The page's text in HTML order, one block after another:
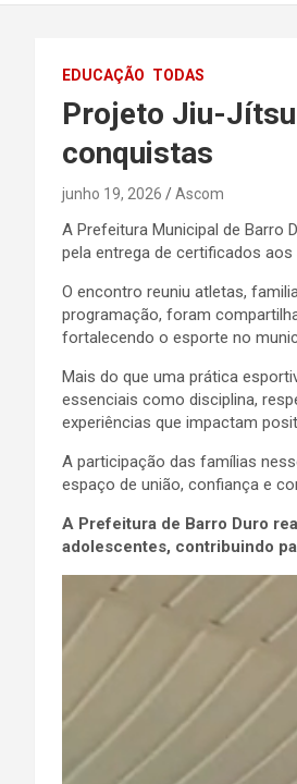
EDUCAÇÃO TODAS
Projeto Jiu-
conquistas
junho 19, 2026 Ascom
A Prefeitura Municipal de Barro
pela entrega de certificados
O encontro reuniu atletas,
programação, foram
fortalecendo o esporte no
Mais do que uma prática
essenciais como disciplina,
experiências que impactam
A participação das famílias
espaço de união, confiança e
A Prefeitura de Barro Duro
adolescentes, contribuindo